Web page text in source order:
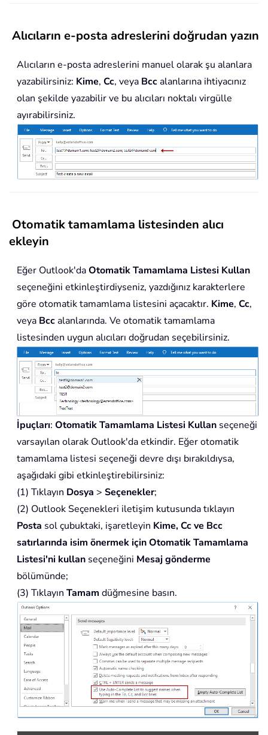
Alıcıların e-posta adreslerini doğrudan yazın
Alıcıların e-posta adreslerini manuel olarak şu alanlara
yazabilirsiniz: Kime, Cc, veya Bccalanlarına ihtiyacınız
olan şekilde yazabilir ve bu alıcıları noktalı virgülle
ayırabilirsiniz.
Otomatik tamamlama listesinden alıcı
ekleyin
Eğer Outlook'daOtomatik Tamamlama Listesi Kullan
seçeneğini etkinleştirdiyseniz, yazdığınız karakterlere
göre otomatik tamamlama listesini açacaktır. Kime, Cc,
veya Bccalanlarında. Ve otomatik tamamlama
listesinden uygun alıcıları doğrudan seçebilirsiniz.
İpuçları: Otomatik Tamamlama Listesi Kullan seçeneği
varsayılan olarak Outlook'da etkindir. Eğer otomatik
tamamlama listesi seçeneği devre dışı bırakıldıysa,
aşağıdaki gibi etkinleştirebilirsiniz:
(1) Tıklayın Dosya > Seçenekler;
(2) Outlook Seçenekleri iletişim kutusunda tıklayın
Posta sol çubuktaki, işaretleyin Kime, Cc ve Bcc
satırlarında isim önermek için Otomatik Tamamlama
Listesi'ni kullan seçeneğini Mesaj gönderme
bölümünde;
(3) Tıklayın Tamam düğmesine basın.